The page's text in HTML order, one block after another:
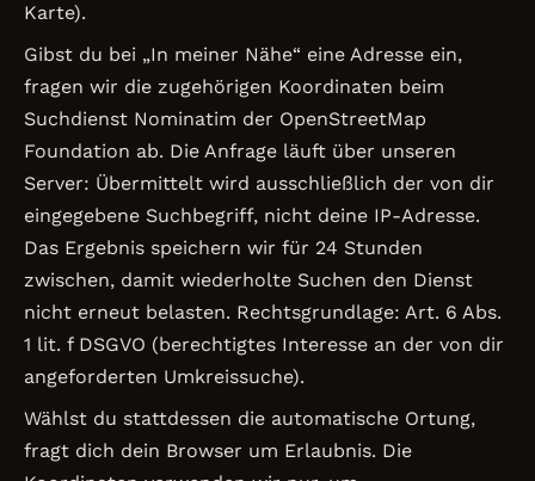
Karte).
Gibst du bei „In meiner Nähe“ eine Adresse ein,
fragen wir die zugehörigen Koordinaten beim
Suchdienst Nominatim der OpenStreetMap
Foundation ab. Die Anfrage läuft über unseren
Server: Übermittelt wird ausschließlich der von dir
eingegebene Suchbegriff, nicht deine IP-Adresse.
Das Ergebnis speichern wir für 24 Stunden
zwischen, damit wiederholte Suchen den Dienst
nicht erneut belasten. Rechtsgrundlage: Art. 6 Abs.
1 lit. f DSGVO (berechtigtes Interesse an der von dir
angeforderten Umkreissuche).
Wählst du stattdessen die automatische Ortung,
fragt dich dein Browser um Erlaubnis. Die